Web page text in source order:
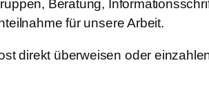
Beratung,
für unsere Arbeit.
direkt überweisen oder